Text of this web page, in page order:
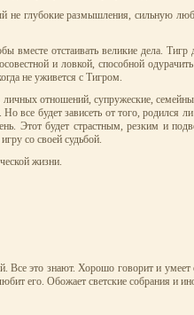
не глубокие размышления, сильную
отстаивать великие дела.
и ловкой, способной
не уживется с Тигром.
отношений, супружеские,
все будет зависеть от того,
Этот будет страстным, резким и
со своей судьбой.
жизни.
это знают. Хорошо говорит и умеет
его. Обожает светские собрания и